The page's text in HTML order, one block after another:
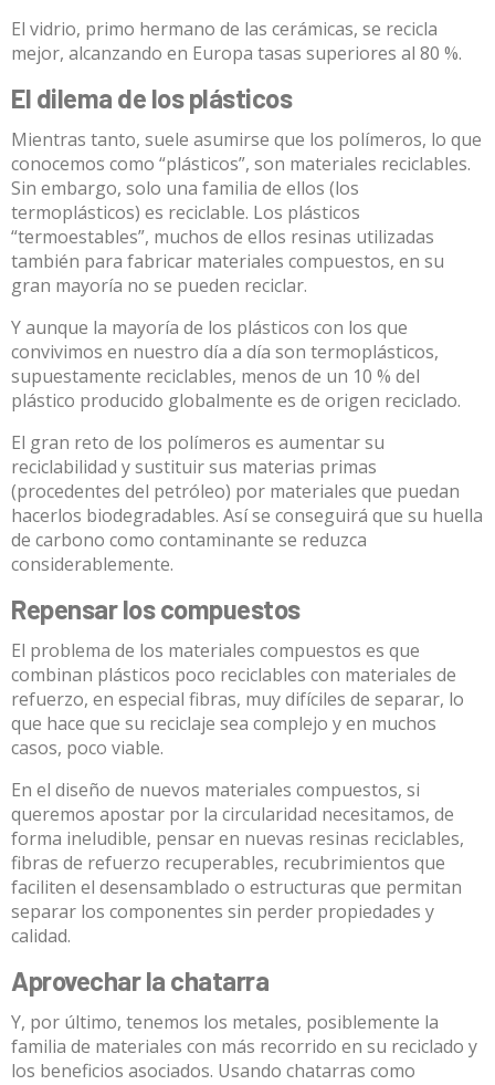
El vidrio, primo hermano de las cerámicas, se recicla
mejor, alcanzando en Europa tasas superiores al 80 %.
El dilema de los plásticos
Mientras tanto, suele asumirse que los polímeros, lo que
conocemos como “plásticos”, son materiales reciclables.
Sin embargo, solo una familia de ellos (los
termoplásticos) es reciclable. Los plásticos
“termoestables”, muchos de ellos resinas utilizadas
también para fabricar materiales compuestos, en su
gran mayoría no se pueden reciclar.
Y aunque la mayoría de los plásticos con los que
convivimos en nuestro día a día son termoplásticos,
supuestamente reciclables, menos de un 10 % del
plástico producido globalmente es de origen reciclado.
El gran reto de los polímeros es aumentar su
reciclabilidad y sustituir sus materias primas
(procedentes del petróleo) por materiales que puedan
hacerlos biodegradables. Así se conseguirá que su huella
de carbono como contaminante se reduzca
considerablemente.
Repensar los compuestos
El problema de los materiales compuestos es que
combinan plásticos poco reciclables con materiales de
refuerzo, en especial fibras, muy difíciles de separar, lo
que hace que su reciclaje sea complejo y en muchos
casos, poco viable.
En el diseño de nuevos materiales compuestos, si
queremos apostar por la circularidad necesitamos, de
forma ineludible, pensar en nuevas resinas reciclables,
fibras de refuerzo recuperables, recubrimientos que
faciliten el desensamblado o estructuras que permitan
separar los componentes sin perder propiedades y
calidad.
Aprovechar la chatarra
Y, por último, tenemos los metales, posiblemente la
familia de materiales con más recorrido en su reciclado y
los beneficios asociados. Usando chatarras como